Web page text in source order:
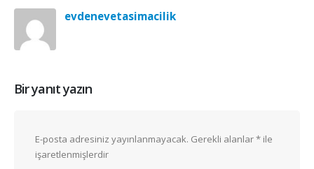
evdenevetasimacilik
Bir yanıt yazın
E-posta adresiniz yayınlanmayacak. Gerekli alanlar* ile
işaretlenmişlerdir